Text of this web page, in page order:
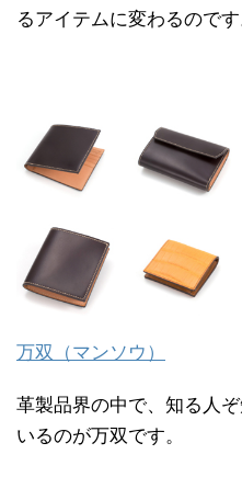
るアイテムに変わるのです
万双（マンソウ）
革製品界の中で、知る人
いるのが万双です。